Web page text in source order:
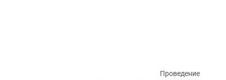
Проведение